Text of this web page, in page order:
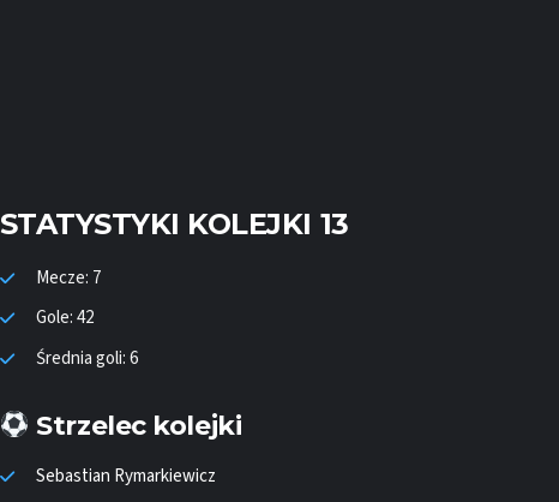
STATYSTYKI KOLEJKI 13
Mecze: 7
Gole: 42
Średnia goli: 6
Strzelec kolejki
Sebastian Rymarkiewicz